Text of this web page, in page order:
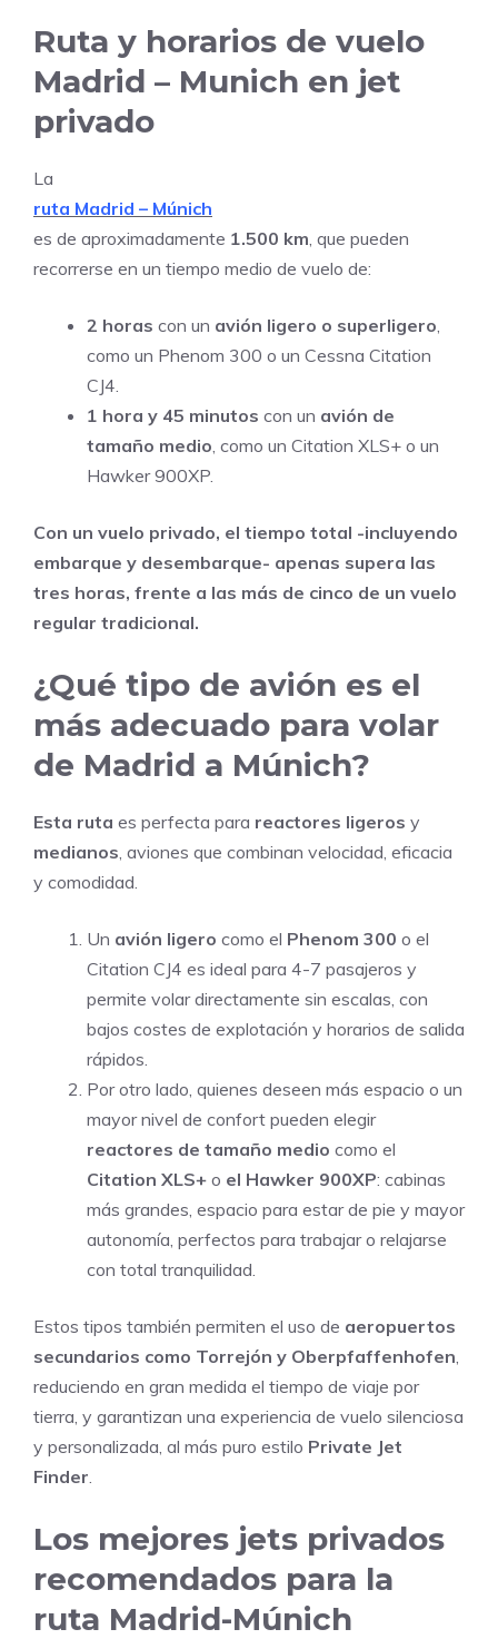
Ruta y horarios de vuelo
Madrid – Munich en jet
privado
La
ruta Madrid – Múnich
es de aproximadamente 1.500 km , que pueden
recorrerse en un tiempo medio de vuelo de:
2 horas con un avión ligero o superligero
como un Phenom 300 o un Cessna Citation
CJ4.
1 hora y 45 minutos con un avión de
tamaño medio , como un Citation XLS+ o un
Hawker 900XP.
Con un vuelo privado, el tiempo total -incluyendo
embarque y desembarque- apenas supera las
tres horas, frente a las más de cinco de un vuelo
regular tradicional.
¿Qué tipo de avión es el
más adecuado para volar
de Madrid a Múnich?
Esta ruta es perfecta para reactores ligeros y
medianos , aviones que combinan velocidad, eficacia
y comodidad.
Un avión ligero como el Phenom 300 o el
Citation CJ4 es ideal para 4-7 pasajeros y
permite volar directamente sin escalas, con
bajos costes de explotación y horarios de salida
rápidos.
Por otro lado, quienes deseen más espacio o un
mayor nivel de confort pueden elegir
reactores de tamaño medio como el
Citation XLS+ o el Hawker 900XP: cabinas
más grandes, espacio para estar de pie y mayor
autonomía, perfectos para trabajar o relajarse
con total tranquilidad.
Estos tipos también permiten el uso de aeropuertos
secundarios como Torrejón y Oberpfaffenhofen
reduciendo en gran medida el tiempo de viaje por
tierra, y garantizan una experiencia de vuelo silenciosa
y personalizada, al más puro estilo Private Jet
Finder
Los mejores jets privados
recomendados para la
ruta Madrid-Múnich